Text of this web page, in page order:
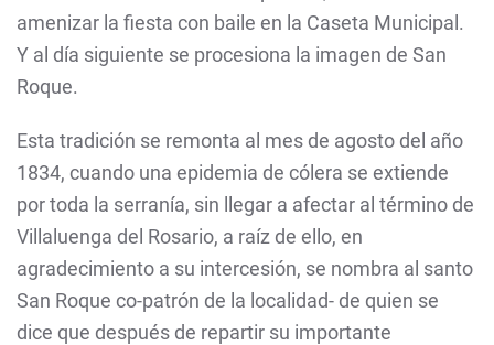
amenizar la fiesta con baile en la Caseta Municipal.
Y al día siguiente se procesiona la imagen de San
Roque.
Esta tradición se remonta al mes de agosto del año
1834, cuando una epidemia de cólera se extiende
por toda la serranía, sin llegar a afectar al término de
Villaluenga del Rosario, a raíz de ello, en
agradecimiento a su intercesión, se nombra al santo
San Roque co-patrón de la localidad- de quien se
dice que después de repartir su importante